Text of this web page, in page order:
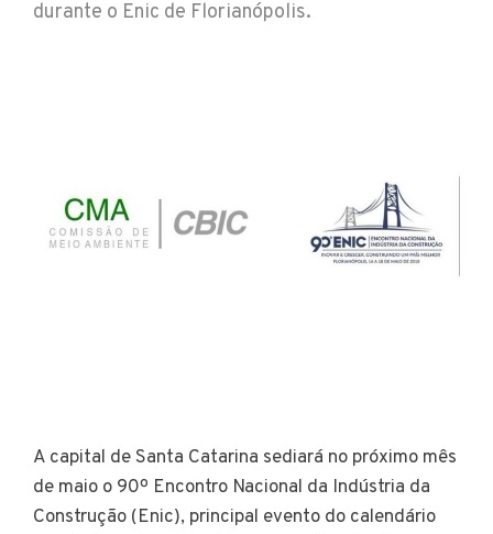
durante o Enic de Florianópolis.
A capital de Santa Catarina sediará no próximo mês
de maio o 90º Encontro Nacional da Indústria da
Construção (Enic), principal evento do calendário